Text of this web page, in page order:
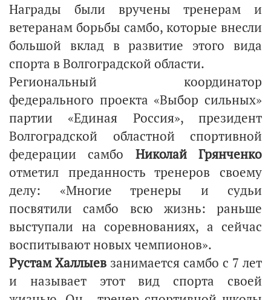
Награды были вручены тренерам и
ветеранам борьбы самбо, которые внесли
большой вклад в развитие этого вида
спорта в Волгоградской области.
Региональный координатор
федерального проекта «Выбор сильных»
партии «Единая Россия», президент
Волгоградской областной спортивной
федерации самбо Николай Грянченко
отметил преданность тренеров своему
делу: «Многие тренеры и судьи
посвятили самбо всю жизнь: раньше
выступали на соревнованиях, а сейчас
воспитывают новых чемпионов».
Рустам Халлыев занимается самбо с 7 лет
и называет этот вид спорта своей